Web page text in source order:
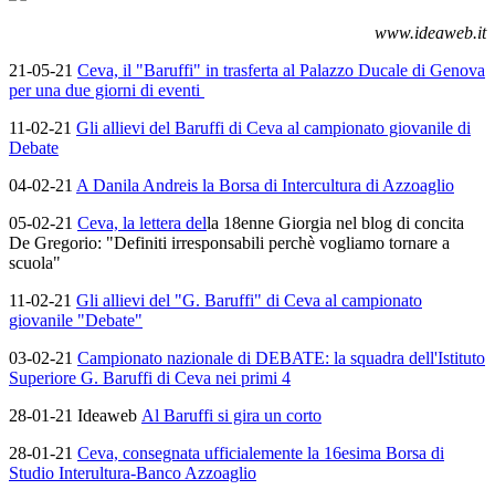
www.ideaweb.it
21-05-21 Ceva, il "Baruffi" in trasferta al Palazzo Ducale di Genova
per una due giorni di eventi
11-02-21 Gli allievi del Baruffi di Ceva al campionato giovanile di
Debate
04-02-21 A Danila Andreis la Borsa di Intercultura di Azzoaglio
05-02-21 Ceva, la lettera della 18enne Giorgia nel blog di concita
De Gregorio: "Definiti irresponsabili perchè vogliamo tornare a
scuola"
11-02-21 Gli allievi del "G. Baruffi" di Ceva al campionato
giovanile "Debate"
03-02-21 Campionato nazionale di DEBATE: la squadra dell'Istituto
Superiore G. Baruffi di Ceva nei primi 4
28-01-21 Ideaweb Al Baruffi si gira un corto
28-01-21 Ceva, consegnata ufficialemente la 16esima Borsa di
Studio Interultura-Banco Azzoaglio